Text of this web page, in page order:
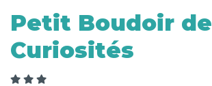
Europa
Noord-Amerika
Azië
Petit Boudoir de
Curiosités